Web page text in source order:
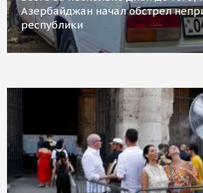
Азербайджан начал обстрел
республики